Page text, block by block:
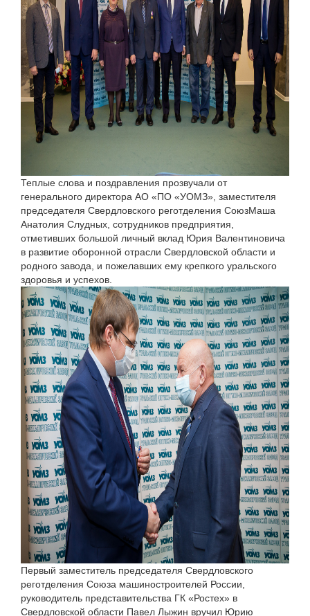
Теплые слова и поздравления прозвучали от
генерального директора АО «ПО «УОМЗ», заместителя
председателя Свердловского реготделения СоюзМаша
Анатолия Слудных, сотрудников предприятия,
отметивших большой личный вклад Юрия Валентиновича
в развитие оборонной отрасли Свердловской области и
родного завода, и пожелавших ему крепкого уральского
здоровья и успехов.
Первый заместитель председателя Свердловского
реготделения Союза машиностроителей России,
руководитель представительства ГК «Ростех» в
Свердловской области Павел Лыжин вручил Юрию